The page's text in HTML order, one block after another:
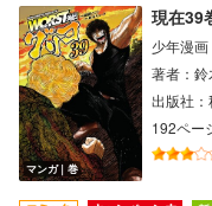
マンガ｜巻
現在39
少年漫画
著者：
出版社
192ペー